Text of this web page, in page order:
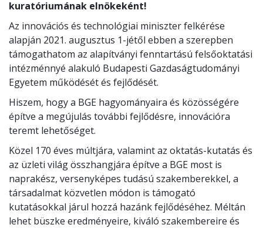
kuratóriumának elnökeként!
Az innovációs és technológiai miniszter felkérése
alapján 2021. augusztus 1-jétől ebben a szerepben
támogathatom az alapítványi fenntartású felsőoktatási
intézménnyé alakuló Budapesti Gazdaságtudományi
Egyetem működését és fejlődését.
Hiszem, hogy a BGE hagyományaira és közösségére
építve a megújulás további fejlődésre, innovációra
teremt lehetőséget.
Közel 170 éves múltjára, valamint az oktatás-kutatás és
az üzleti világ összhangjára építve a BGE most is
naprakész, versenyképes tudású szakemberekkel, a
társadalmat közvetlen módon is támogató
kutatásokkal járul hozzá hazánk fejlődéséhez. Méltán
lehet büszke eredményeire, kiváló szakembereire és